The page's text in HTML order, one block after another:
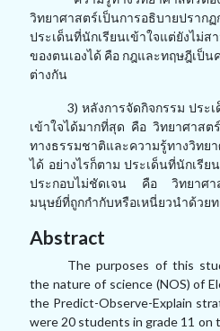
วิทยาศาสตร์เป็นการอธิบายปร
ประเด็นที่นักเรียนเข้าใจแต่ยังไม่ส
ของตนเองได้ คือ กฎและทฤษฎีเป็
ต่างกัน
3) หลังการจัดกิจกรรม ปร
เข้าใจได้มากที่สุด คือ วิทยาศาสต
ทางธรรมชาติและความรู้ทางวิทย
ได้ อย่างไรก็ตาม ประเด็นที่นักเรีย
ประกอบไม่ชัดเจน คือ วิทยาศาส
มนุษย์ที่ถูกกำกับหรือเหนี่ยวนำด้วย
Abstract
The purposes of this
the nature of science (NOS) of
the Predict-Observe-Explain
were 20 students in grade 11 on